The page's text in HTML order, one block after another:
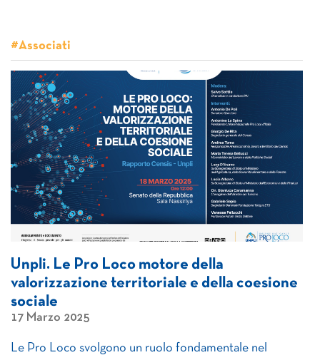
#Associati
Unpli. Le Pro Loco motore della
valorizzazione territoriale e della coesione
sociale
17 Marzo 2025
Le Pro Loco svolgono un ruolo fondamentale nel